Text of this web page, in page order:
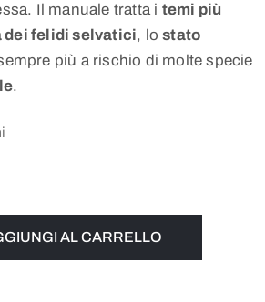
Il manuale tratta i temi più
felidi selvatici, lostato
più a rischio di molte specie
.
AL CARRELLO